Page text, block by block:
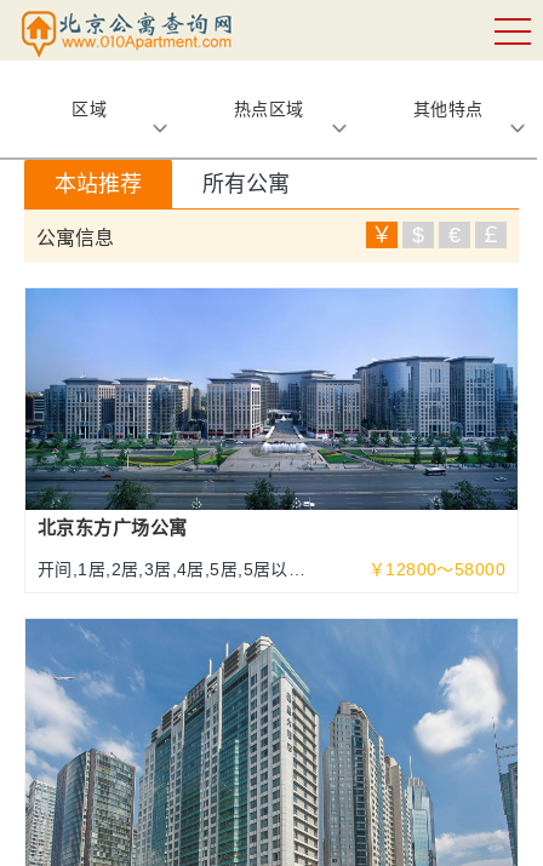
区域 热点区域 其他特点
本站推荐 所有公寓
公寓信息 ￥ $ € ￡
北京东方广场公寓
开间,1居,2居,3居,4居,5居,5居以上
￥12800～58000